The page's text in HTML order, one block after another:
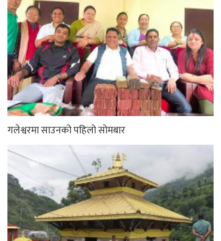
गलेश्वरमा साउनको पहिलो सोमबार